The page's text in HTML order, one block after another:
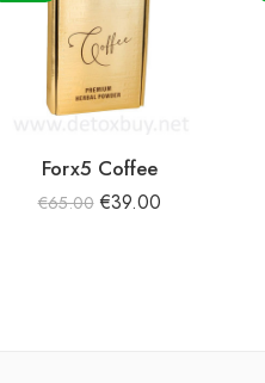
Forx5 Coffee
€65.00 €39.00